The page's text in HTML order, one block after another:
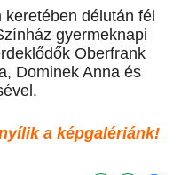
délután fél
gyermeknapi
Oberfrank
Dominek Anna és
a képgalériánk!